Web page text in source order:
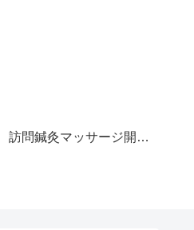
訪問鍼灸マッサージ開業14年の私が、ケアマネからの紹介が途切れなくなった3つの仕組み